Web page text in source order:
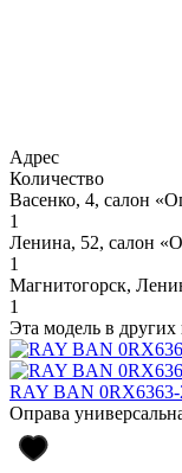
Адрес
Количество
Васенко, 4, салон
1
Ленина, 52, салон
1
Магнитогорск,
1
Эта модель в других
RAY BAN 0RX6363-
Оправа